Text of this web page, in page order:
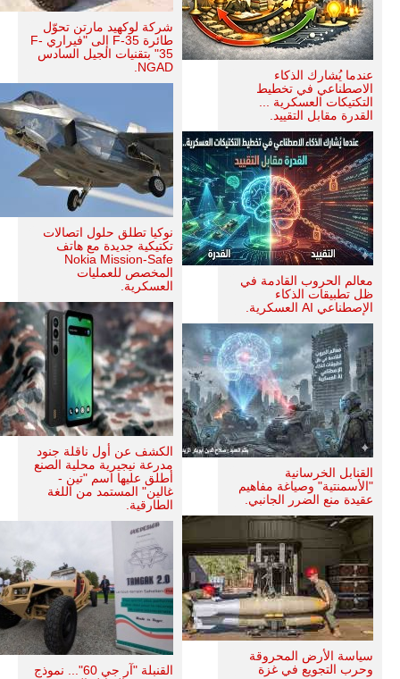
عندما يُشارك الذكاء
الاصطناعي في تخطيط
التكتيكات العسكرية ...
القدرة مقابل التقييد.
معالم الحروب القادمة في
ظل تطبيقات الذكاء
الإصطناعي AI العسكرية.
القنابل الخرسانية
"الأسمنتية" وصياغة مفاهيم
عقيدة منع الضرر الجانبي.
سياسة الأرض المحروقة
وحرب التجويع في غزة
شركة لوكهيد مارتن تحوّل
طائرة F-35 إلى "فيراري F-
35" بتقنيات الجيل السادس
NGAD.
نوكيا تطلق حلول اتصالات
تكتيكية جديدة مع هاتف
Nokia Mission-Safe
المخصص للعمليات
العسكرية.
الكشف عن أول ناقلة جنود
مدرعة نيجيرية محلية الصنع
أطلق عليها اسم "تين -
غالين" المستمد من اللغة
الطارقية.
القنبلة "آر جي 60"... نموذج